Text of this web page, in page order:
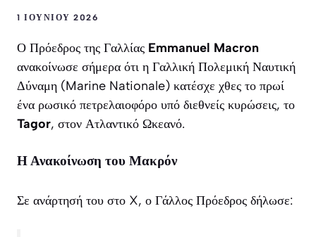
1 ΙΟΥΝΊΟΥ 2026
Ο Πρόεδρος της Γαλλίας Emmanuel Macron
ανακοίνωσε σήμερα ότι η Γαλλική Πολεμική Ναυτική
Δύναμη (Marine Nationale) κατέσχε χθες το πρωί
ένα ρωσικό πετρελαιοφόρο υπό διεθνείς κυρώσεις, το
Tagor, στον Ατλαντικό Ωκεανό.
Η Ανακοίνωση του Μακρόν
Σε ανάρτησή του στο X, ο Γάλλος Πρόεδρος δήλωσε: